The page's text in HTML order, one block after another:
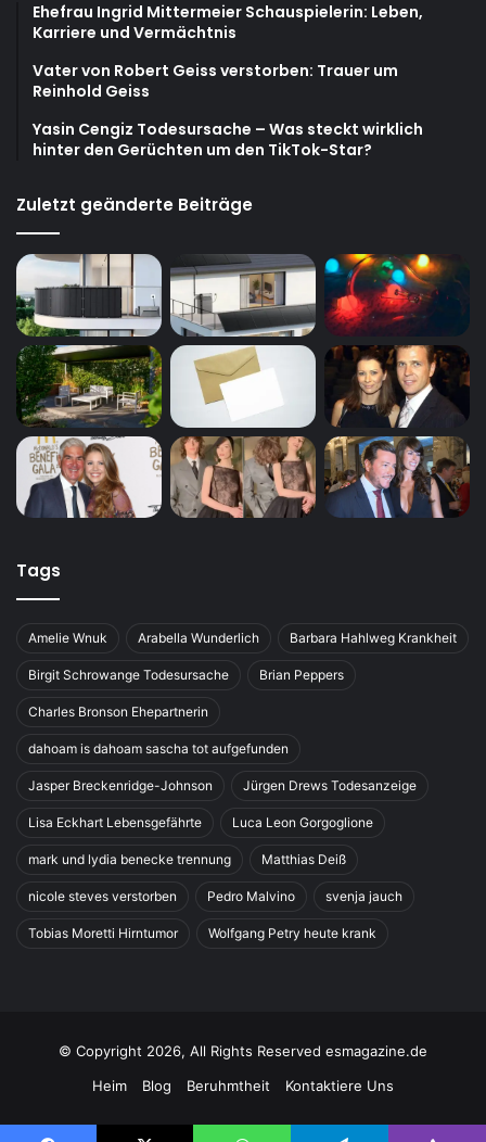
Ehefrau Ingrid Mittermeier Schauspielerin: Leben,
Karriere und Vermächtnis
Vater von Robert Geiss verstorben: Trauer um
Reinhold Geiss
Yasin Cengiz Todesursache – Was steckt wirklich
hinter den Gerüchten um den TikTok-Star?
Zuletzt geänderte Beiträge
Tags
Amelie Wnuk Arabella Wunderlich Barbara Hahlweg Krankheit
Birgit Schrowange Todesursache Brian Peppers
Charles Bronson Ehepartnerin
dahoam is dahoam sascha tot aufgefunden
Jasper Breckenridge-Johnson Jürgen Drews Todesanzeige
Lisa Eckhart Lebensgefährte Luca Leon Gorgoglione
mark und lydia benecke trennung Matthias Deiß
nicole steves verstorben Pedro Malvino svenja jauch
Tobias Moretti Hirntumor Wolfgang Petry heute krank
© Copyright 2026, All Rights Reserved esmagazine.de
Heim
Blog Beruhmtheit Kontaktiere Uns